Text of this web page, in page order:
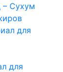
Сухум
для